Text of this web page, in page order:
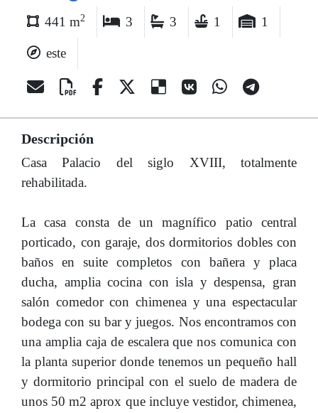
441 m2 3 3 1 1
este
Descripción
Casa Palacio del siglo XVIII, totalmente
rehabilitada.
La casa consta de un magnífico patio central
porticado, con garaje, dos dormitorios dobles con
baños en suite completos con bañera y placa
ducha, amplia cocina con isla y despensa, gran
salón comedor con chimenea y una espectacular
bodega con su bar y juegos. Nos encontramos con
una amplia caja de escalera que nos comunica con
la planta superior donde tenemos un pequeño hall
y dormitorio principal con el suelo de madera de
unos 50 m2 aprox que incluye vestidor, chimenea,